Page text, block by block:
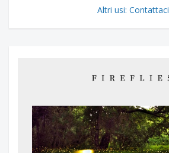
Altri usi: Contattaci